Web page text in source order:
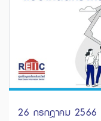
26 กรกฎาคม 2566